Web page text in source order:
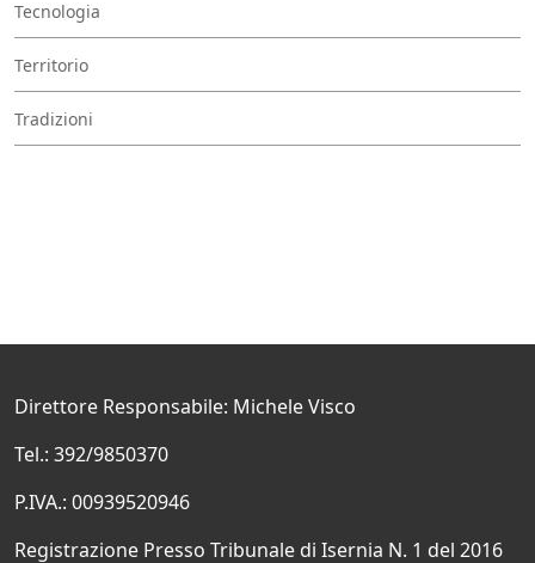
Tecnologia
Territorio
Tradizioni
Direttore Responsabile: Michele Visco
Tel.: 392/9850370
P.IVA.: 00939520946
Registrazione Presso Tribunale di Isernia N. 1 del 2016